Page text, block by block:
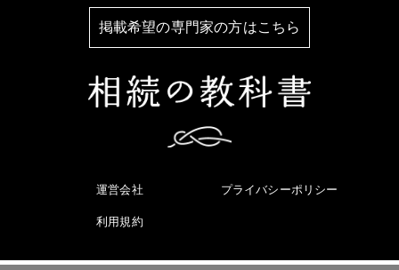
掲載希望の専門家の方はこちら
運営会社 プライバシーポリシー
利用規約